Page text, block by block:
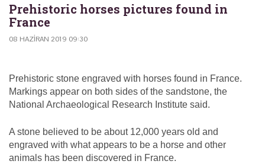
Prehistoric horses pictures found in
France
08 HAZIRAN 2019 09:30
Prehistoric stone engraved with horses found in France.
Markings appear on both sides of the sandstone, the
National Archaeological Research Institute said.
A stone believed to be about 12,000 years old and
engraved with what appears to be a horse and other
animals has been discovered in France.